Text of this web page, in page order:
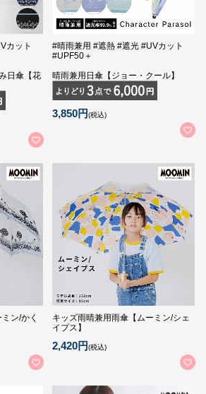
カット
日傘【花
#晴雨兼用 #遮熱 #遮光 #UVカット
#UPF50＋
晴雨兼用日傘【ジョー・クール】
3,850円(税込)
ン/かく
キッズ雨晴兼用雨傘【ムーミン/シェ
イプス】
2,420円(税込)